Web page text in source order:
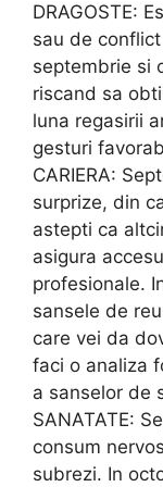
DRAGOSTE:
sau de
septembrie si
riscand sa
luna regasirii
gesturi
CARIERA:
surprize, din
astepti ca
asigura
profesionale.
sansele de
care vei da
faci o analiza
a sanselor de
SANATATE:
consum
subrezi. In